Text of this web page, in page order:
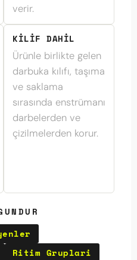
verir.
KILIF DAHIL
Ürünle birlikte gelen
darbuka kılıfı, taşıma
ve saklama
sırasında enstrümanı
darbelerden ve
çizilmelerden korur.
Ritim Gruplari